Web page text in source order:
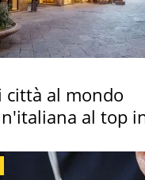
città al mondo
al top